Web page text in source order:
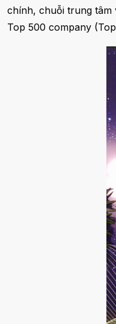
chính, chuỗi trung tâm
Top 500 company